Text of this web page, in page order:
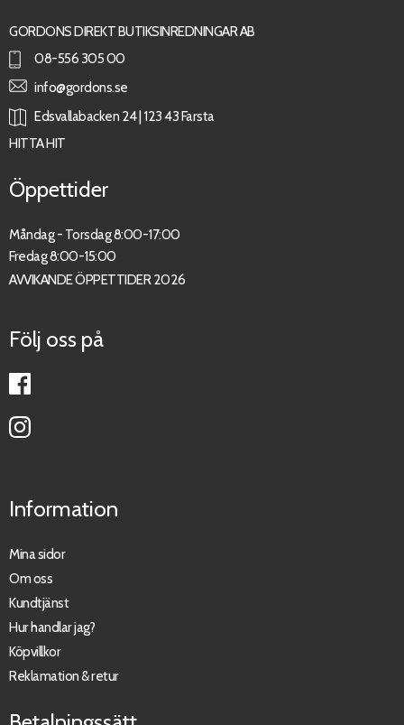
GORDONS DIREKT BUTIKSINREDNINGAR AB
08-556 305 00
info@gordons.se
Edsvallabacken 24 | 123 43 Farsta
HITTA HIT
Öppettider
Måndag - Torsdag 8:00-17:00
Fredag 8:00-15:00
AVVIKANDE ÖPPETTIDER 2026
Följ oss på
Information
Mina sidor
Om oss
Kundtjänst
Hur handlar jag?
Köpvillkor
Reklamation & retur